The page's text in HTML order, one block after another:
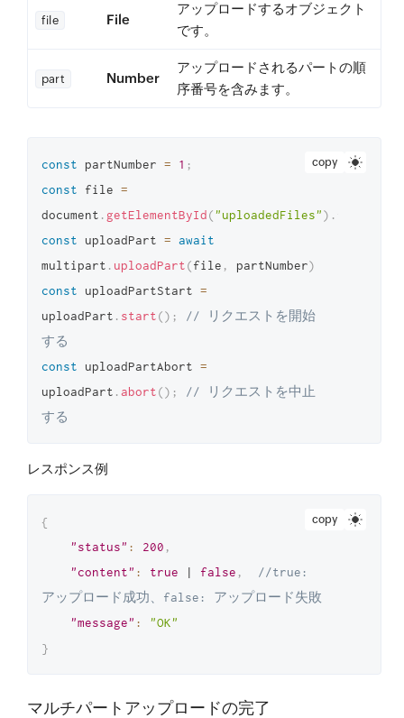
file File
アップロードするオブジェクト
です。
part Number
アップロードされるパートの順
序番号を含みます。
copy
const partNumber = 1 ;
const file =
document . getElementById("uploadedFiles") .
const uploadPart = await
multipart . uploadPart(file , partNumber)
const uploadPartStart =
uploadPart . start() ;
// リクエストを開始
する
const uploadPartAbort =
uploadPart .abort() ;
// リクエストを中止
する
レスポンス例
copy
{
"status" : 200 ,
"content" : true | false ,
//true:
アップロード成功、false: アップロード失敗
"message" :
"OK"
}
マルチパートアップロードの完了